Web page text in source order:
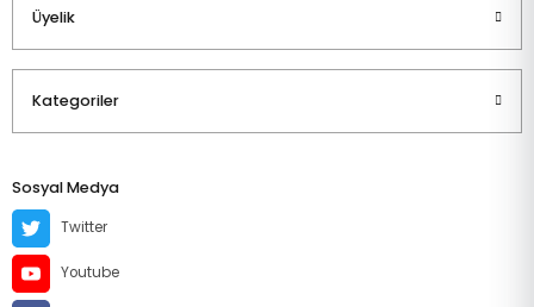
Üyelik
Kategoriler
Sosyal Medya
Twitter
Youtube